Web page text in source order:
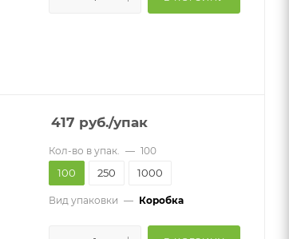
417 руб./упак
Кол-во в упак. — 100
100 250 1000
Вид упаковки — Коробка